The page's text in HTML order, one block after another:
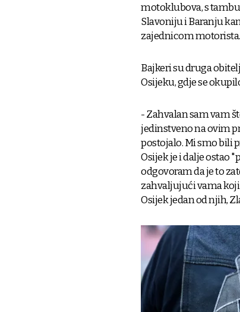
motoklubova, s
Slavoniju i Baranju
zajednicom motorista.
Bajkeri su druga
Osijeku, gdje se
- Zahvalan sam vam
jedinstveno na ovim
postojalo. Mi smo bili
Osijek je i dalje ostao
odgovoram da je to
zahvaljujući vama
Osijek jedan od njih,